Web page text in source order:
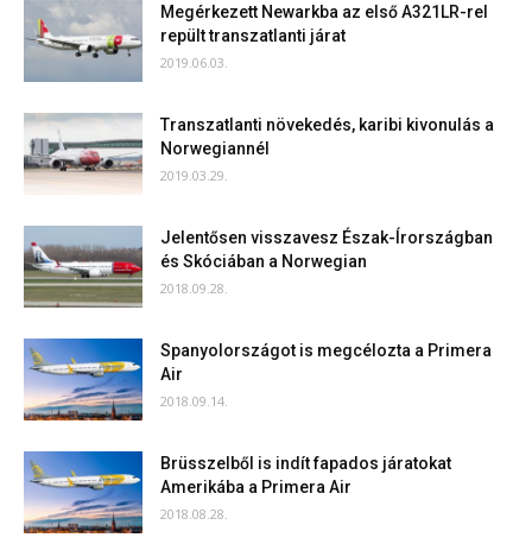
Megérkezett Newarkba az első A321LR-rel
repült transzatlanti járat
2019.06.03.
Transzatlanti növekedés, karibi kivonulás a
Norwegiannél
2019.03.29.
Jelentősen visszavesz Észak-Írországban
és Skóciában a Norwegian
2018.09.28.
Spanyolországot is megcélozta a Primera
Air
2018.09.14.
Brüsszelből is indít fapados járatokat
Amerikába a Primera Air
2018.08.28.